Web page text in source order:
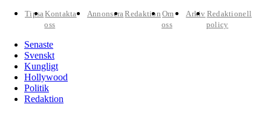
TipsaKontakta
oss
AnnonseraRedaktion Om
oss
Arkiv Redaktionell
policy
Senaste
Svenskt
Kungligt
Hollywood
Politik
Redaktion